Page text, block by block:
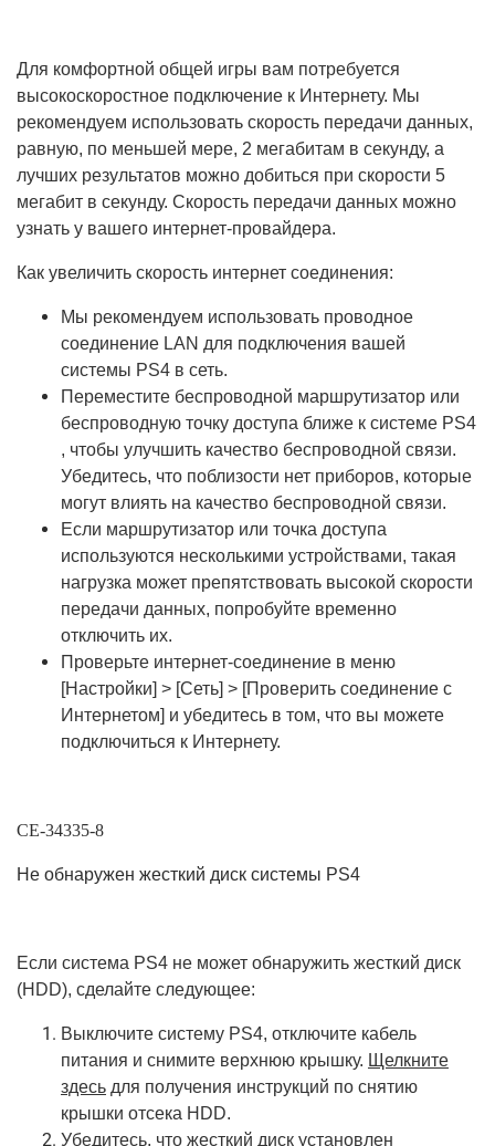
Для комфортной общей игры вам потребуется
высокоскоростное подключение к Интернету. Мы
рекомендуем использовать скорость передачи данных,
равную, по меньшей мере, 2 мегабитам в секунду, а
лучших результатов можно добиться при скорости 5
мегабит в секунду. Скорость передачи данных можно
узнать у вашего интернет-провайдера.
Как увеличить скорость интернет соединения:
Мы рекомендуем использовать проводное
соединение LAN для подключения вашей
системы PS4 в сеть.
Переместите беспроводной маршрутизатор или
беспроводную точку доступа ближе к системе PS4
, чтобы улучшить качество беспроводной связи.
Убедитесь, что поблизости нет приборов, которые
могут влиять на качество беспроводной связи.
Если маршрутизатор или точка доступа
используются несколькими устройствами, такая
нагрузка может препятствовать высокой скорости
передачи данных, попробуйте временно
отключить их.
Проверьте интернет-соединение в меню
[Настройки] > [Сеть] > [Проверить соединение с
Интернетом] и убедитесь в том, что вы можете
подключиться к Интернету.
CE-34335-8
Не обнаружен жесткий диск системы PS4
Если система PS4 не может обнаружить жесткий диск
(HDD), сделайте следующее:
Выключите систему PS4, отключите кабель
питания и снимите верхнюю крышку. Щелкните
здесь для получения инструкций по снятию
крышки отсека HDD.
Убедитесь, что жесткий диск установлен